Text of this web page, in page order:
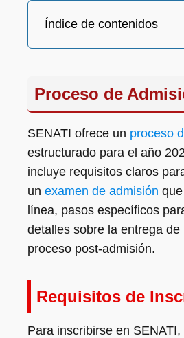
Índice de contenidos
Proceso de
SENATI ofrece un proceso
estructurado para el año
incluye requisitos claros
un examen de admisión
línea, pasos específicos
detalles sobre la entrega de
proceso post-admisión.
Requisitos de
Para inscribirse en